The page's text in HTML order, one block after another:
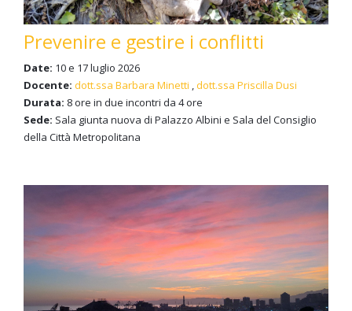
Prevenire e gestire i conflitti
Date: 10 e 17 luglio 2026
Docente: dott.ssa Barbara Minetti ,dott.ssa Priscilla Dusi
Durata: 8 ore in due incontri da 4 ore
Sede: Sala giunta nuova di Palazzo Albini e Sala del Consiglio
della Città Metropolitana